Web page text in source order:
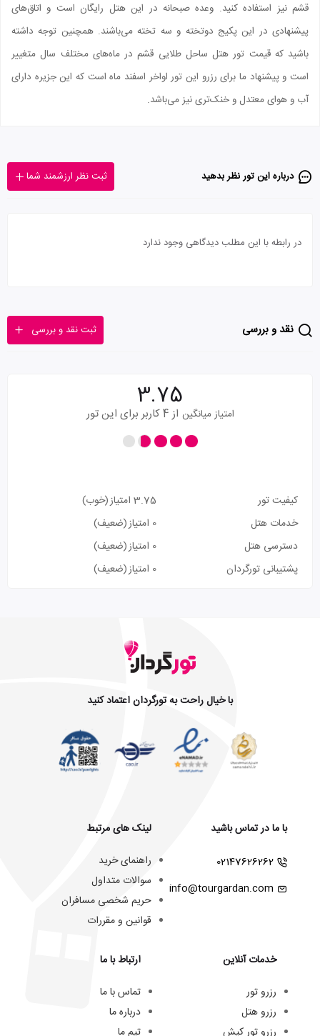
قشم نیز استفاده کنید. وعده صبحانه در این هتل رایگان است و اتاق‌های
پیشنهادی در این پکیج دوتخته و سه تخته می‌باشند. همچنین توجه داشته
باشید که قیمت تور هتل ساحل طلایی قشم در ماه‌های مختلف سال متغییر
است و پیشنهاد ما برای رزرو این تور اواخر اسفند ماه است که این جزیره دارای
آب و هوای معتدل و خنک‌تری نیز می‌باشد.
درباره این تور‌ نظر بدهید ثبت نظر ارزشمند شما
در رابطه با این مطلب دیدگاهی وجود ندارد
نقد و بررسی ثبت نقد و بررسی
3.75
امتیاز میانگین از 4 کاربر برای این تور
کیفیت تور 3.75 امتیاز
(خوب)
خدمات هتل
0 امتیاز
(ضعیف)
دسترسی هتل
0 امتیاز
(ضعیف)
پشتیبانی تورگردان
0 امتیاز (ضعیف)
با خیال راحت به تورگردان اعتماد کنید
با ما در تماس باشید
02147626262
info@tourgardan.com
خدمات آنلاین
رزرو تور
رزرو هتل
رزرو تور کیش
لینک های مرتبط
راهنمای خرید
سوالات متداول
حریم شخصی مسافران
قوانین و مقررات
ارتباط با ما
تماس با ما
درباره ما
تیم ما